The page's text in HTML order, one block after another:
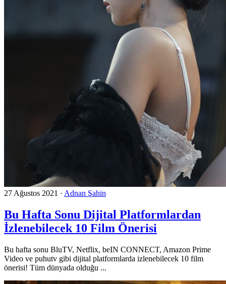
27 Ağustos 2021 · Adnan Şahin
Bu Hafta Sonu Dijital Platformlardan
İzlenebilecek 10 Film Önerisi
Bu hafta sonu BluTV, Netflix, beIN CONNECT, Amazon Prime
Video ve puhutv gibi dijital platformlarda izlenebilecek 10 film
önerisi! Tüm dünyada olduğu ...